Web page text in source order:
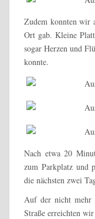
Zudem konnten wir
Ort gab. Kleine
sogar Herzen und
konnte.
Nach etwa 20
zum Parkplatz und
die nächsten zwei
Auf der nicht mehr
Straße erreichten